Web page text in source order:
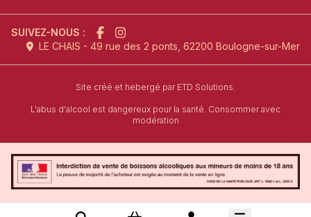
SUIVEZ-NOUS :
LE CHAIS - 49 rue des 2 ponts, 62200 Boulogne-sur-Mer
Site créé et hebergé parl'agence de création de site
ETD Solutions.
L'abus d'alcool est dangereux pour la santé. Consommer avec
modération